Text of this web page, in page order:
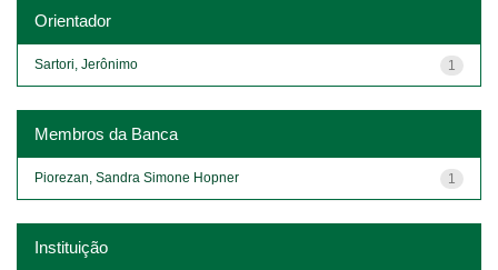
Orientador
1
Sartori, Jerônimo
Membros da Banca
1
Piorezan, Sandra Simone Hopner
Instituição